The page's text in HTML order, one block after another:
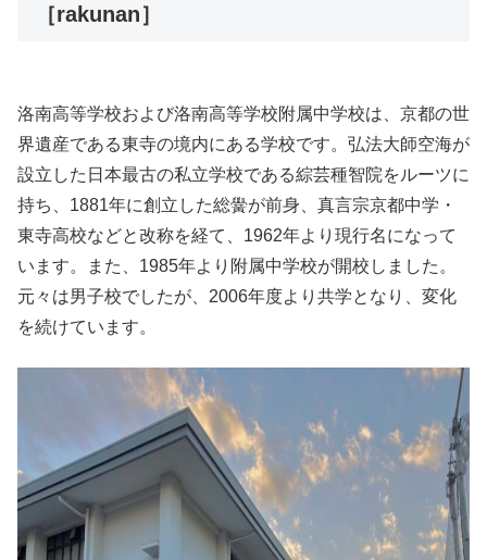
［rakunan］
洛南高等学校および洛南高等学校附属中学校は、京都の世
界遺産である東寺の境内にある学校です。弘法大師空海が
設立した日本最古の私立学校である綜芸種智院をルーツに
持ち、1881年に創立した総黌が前身、真言宗京都中学・
東寺高校などと改称を経て、1962年より現行名になって
います。また、1985年より附属中学校が開校しました。
元々は男子校でしたが、2006年度より共学となり、変化
を続けています。